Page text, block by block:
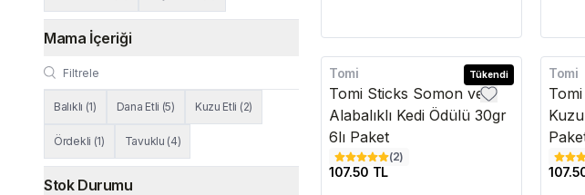
Mama İçeriği
Balıklı (1) Dana Etli (5) Kuzu Etli (2)
Ördekli (1) Tavuklu (4)
Stok Durumu
Tükendi
Tomi
Tomi Sticks Somon ve
Alabalıklı Kedi Ödülü 30gr
6lı Paket
(2)
107.50 TL
Tomi